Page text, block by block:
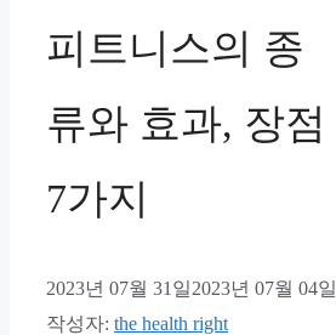
피트니스의 종
류와 효과, 장점
7가지
2023년 07월 31일2023년 07월 04일
작성자: the health right